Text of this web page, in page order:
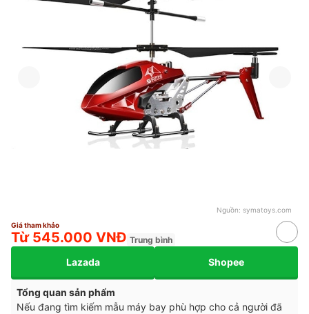
Nguồn: symatoys.com
Giá tham khảo
Từ 545.000 VNĐ Trung bình
Lazada Shopee
Tổng quan sản phẩm
Nếu đang tìm kiếm mẫu máy bay phù hợp cho cả người đã